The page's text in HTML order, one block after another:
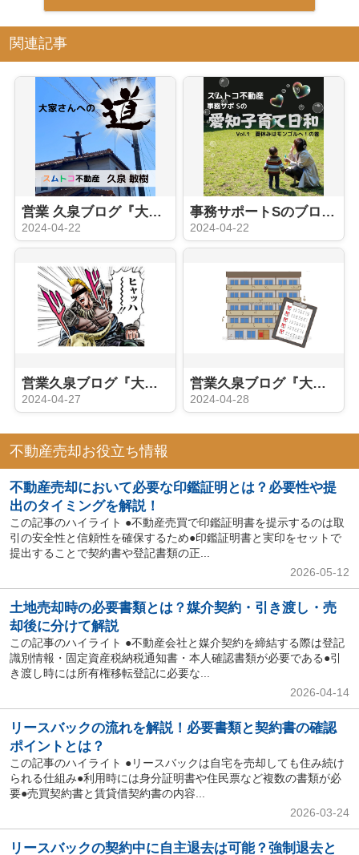
関連記事
営業 久泉ブログ『大家さんへの道 ①』
2024-04-22
事務サポートSのブログ『え？日本にいながらにしてモンゴル旅？』
2024-04-22
営業久泉ブログ『大家さんへの道②（久泉立志編）』
2024-04-27
営業久泉ブログ『大家さんへの道③（インプット セミナー編）』
2024-04-28
不動産売却お役立ち情報
不動産売却において必要な印鑑証明とは？必要性や提
出のタイミングを解説！
この記事のハイライト ●不動産売買で印鑑証明書を提示するのは取
引の安全性と信頼性を確保するため●印鑑証明書と実印をセットで
提出することで契約書や登記書類の正...
2026-05-12
土地売却時の必要書類とは？媒介契約・引き渡し・売
却後に分けて解説
この記事のハイライト ●不動産会社と媒介契約を締結する際は登記
識別情報・固定資産税納税通知書・本人確認書類が必要である●引
き渡し時には所有権移転登記に必要な...
2026-04-14
リースバックの流れを解説！必要書類と契約書の確認
ポイントとは？
この記事のハイライト ●リースバックは自宅を売却しても住み続け
られる仕組み●利用時には身分証明書や住民票など複数の書類が必
要●売買契約書と賃貸借契約書の内容...
2026-03-24
リースバックの契約中に自主退去は可能？強制退去と